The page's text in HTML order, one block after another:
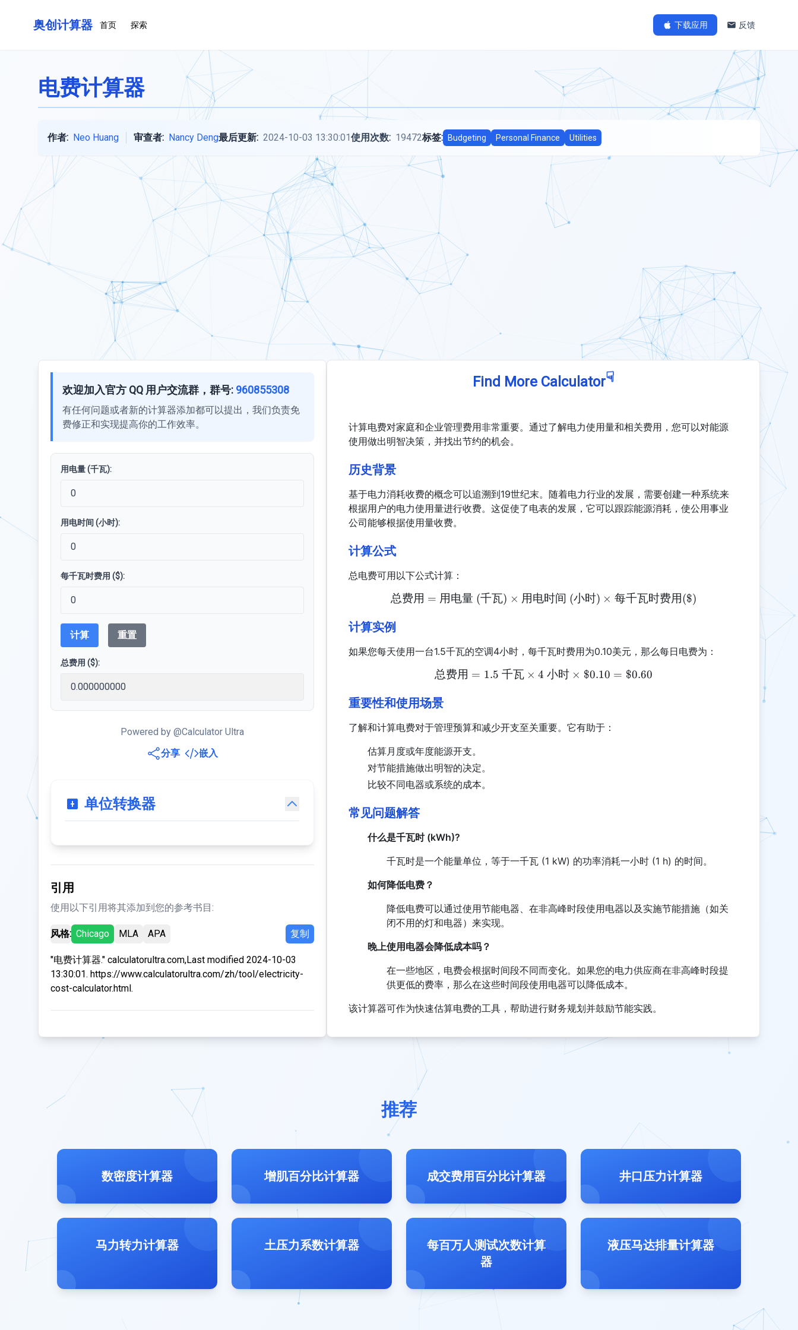
奥创计算器 首页 探索 下载应用 反馈
电费计算器
作者: Neo Huang 审查者: Nancy Deng最后更新: 2024-10-03 13:30:01使用次数: 19472标签: Budgeting Personal Finance Utilities
欢迎加入官方 QQ 用户交流群，群号: 960855308
有任何问题或者新的计算器添加都可以提出，我们负责免
费修正和实现提高你的工作效率。
用电量 (千瓦):
用电时间 (小时):
每千瓦时费用 ($):
计算 重置
总费用 ($):
Powered by @Calculator Ultra
分享
嵌入
单位转换器
引用
使用以下引用将其添加到您的参考书目:
风格: Chicago MLA APA 复制
"电费计算器." calculatorultra.com,Last modified 2024-10-03
13:30:01. https://www.calculatorultra.com/zh/tool/electricity-
cost-calculator.html.
Find More Calculator☟
计算电费对家庭和企业管理费用非常重要。通过了解电力使用量和相关费用，您可以对能源
使用做出明智决策，并找出节约的机会。
历史背景
基于电力消耗收费的概念可以追溯到19世纪末。随着电力行业的发展，需要创建一种系统来
根据用户的电力使用量进行收费。这促使了电表的发展，它可以跟踪能源消耗，使公用事业
公司能够根据使用量收费。
计算公式
总电费可用以下公式计算：
\text{总费用} = \text{用电量 (千瓦)} \times
总费用 = 用电量 (千瓦) × 用电时间 (小时) × 每千瓦时费用($)
计算实例
如果您每天使用一台1.5千瓦的空调4小时，每千瓦时费用为0.10美元，那么每日电费为：
\text{总费用} = 1.5 \text{ 千瓦} \times 4 \text{
总费用 = 1.5 千瓦 × 4 小时 × $0.10 = $0.60
重要性和使用场景
了解和计算电费对于管理预算和减少开支至关重要。它有助于：
估算月度或年度能源开支。
对节能措施做出明智的决定。
比较不同电器或系统的成本。
常见问题解答
什么是千瓦时 (kWh)?
千瓦时是一个能量单位，等于一千瓦 (1 kW) 的功率消耗一小时 (1 h) 的时间。
如何降低电费？
降低电费可以通过使用节能电器、在非高峰时段使用电器以及实施节能措施（如关
闭不用的灯和电器）来实现。
晚上使用电器会降低成本吗？
在一些地区，电费会根据时间段不同而变化。如果您的电力供应商在非高峰时段提
供更低的费率，那么在这些时间段使用电器可以降低成本。
该计算器可作为快速估算电费的工具，帮助进行财务规划并鼓励节能实践。
推荐
数密度计算器 增肌百分比计算器 成交费用百分比计算器 井口压力计算器
马力转力计算器 土压力系数计算器
每百万人测试次数计算
器
液压马达排量计算器